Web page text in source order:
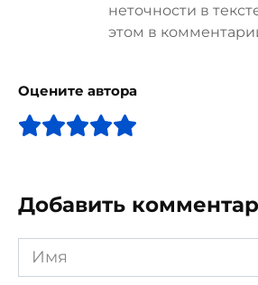
неточности в
этом в
Оцените автора
Добавить
Имя
*